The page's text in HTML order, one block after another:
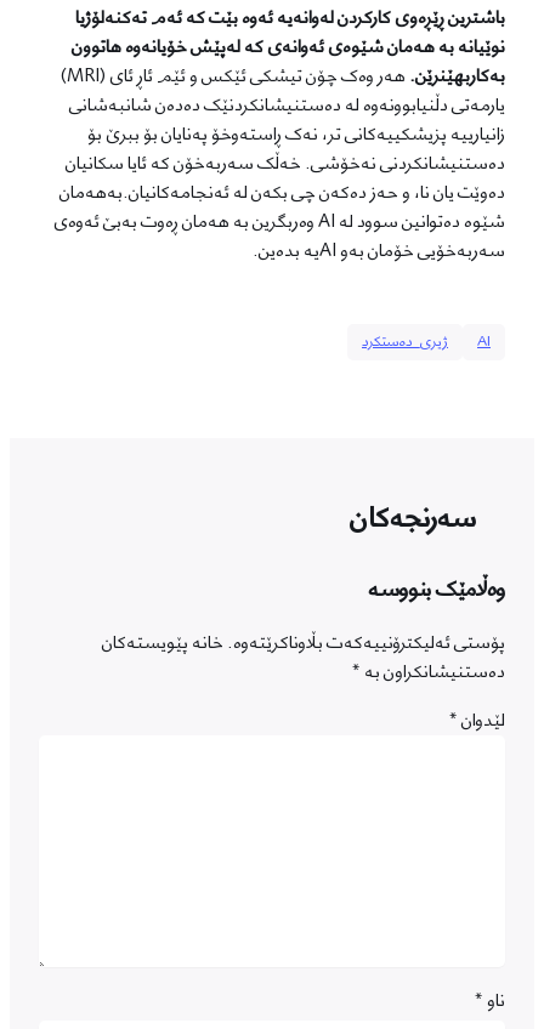
باشترین ڕێڕەوی کارکردن لەوانەیە ئەوە بێت کە ئەم تەکنەلۆژیا
نوێیانە بە هەمان شێوەی ئەوانەی کە لەپێش خۆیانەوە هاتوون
بەکاربهێنرێن.
هەر وەک چۆن تیشکی ئێکس و ئێم ئاڕ ئای (MRI)
یارمەتی دڵنیابوونەوە لە دەستنیشانکردنێک دەدەن شانبەشانی
زانیارییە پزیشکییەکانی تر، نەک ڕاستەوخۆ پەنایان بۆ ببرێ بۆ
دەستنیشانکردنی نەخۆشی. خەڵک سەربەخۆن کە ئایا سکانیان
دەوێت یان نا، و حەز دەکەن چی بکەن لە ئەنجامەکانیان.بەهەمان
شێوە دەتوانین سوود لە AI وەربگرین بە هەمان ڕەوت بەبێ ئەوەی
سەربەخۆیی خۆمان بەو AIیە بدەین.
AI ژیری_دەستکرد
سەرنجەکان
وەڵامێک بنووسە
پۆستی ئەلیکترۆنییەکەت بڵاوناکرێتەوە.خانە پێویستەکان
دەستنیشانکراون بە*
لێدوان*
ناو*